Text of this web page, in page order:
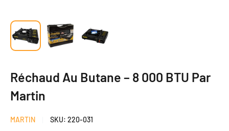
Réchaud Au Butane – 8 000 BTU Par
Martin
MARTIN SKU: 220-031